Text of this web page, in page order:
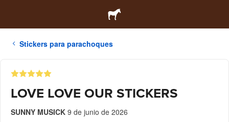
Stickers para parachoques
LOVE LOVE OUR STICKERS
SUNNY MUSICK 9 de junio de 2026